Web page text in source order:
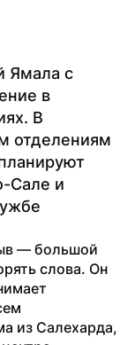
Ямала с
в
В
отделениям
Сале и
— большой
слова. Он
из Салехарда,